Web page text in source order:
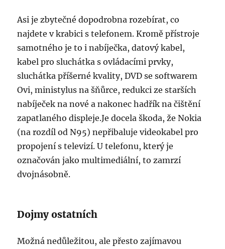
Asi je zbytečné dopodrobna rozebírat, co
najdete v krabici s telefonem. Kromě přístroje
samotného je to i nabíječka, datový kabel,
kabel pro sluchátka s ovládacími prvky,
sluchátka příšerné kvality, DVD se softwarem
Ovi, ministylus na šňůrce, redukci ze starších
nabíječek na nové a nakonec hadřík na čištění
zapatlaného displeje.Je docela škoda, že Nokia
(na rozdíl od N95) nepřibaluje videokabel pro
propojení s televizí. U telefonu, který je
označován jako multimediální, to zamrzí
dvojnásobně.
Dojmy ostatních
Možná nedůležitou, ale přesto zajímavou